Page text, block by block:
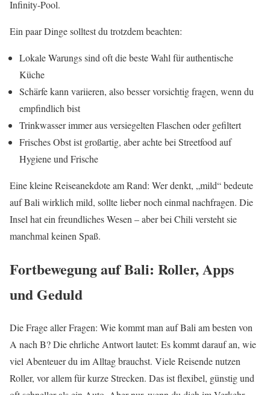
Infinity-Pool.
Ein paar Dinge solltest du trotzdem beachten:
Lokale Warungs sind oft die beste Wahl für authentische
Küche
Schärfe kann variieren, also besser vorsichtig fragen, wenn du
empfindlich bist
Trinkwasser immer aus versiegelten Flaschen oder gefiltert
Frisches Obst ist großartig, aber achte bei Streetfood auf
Hygiene und Frische
Eine kleine Reiseanekdote am Rand: Wer denkt, „mild“ bedeute
auf Bali wirklich mild, sollte lieber noch einmal nachfragen. Die
Insel hat ein freundliches Wesen – aber bei Chili versteht sie
manchmal keinen Spaß.
Fortbewegung auf Bali: Roller, Apps
und Geduld
Die Frage aller Fragen: Wie kommt man auf Bali am besten von
A nach B? Die ehrliche Antwort lautet: Es kommt darauf an, wie
viel Abenteuer du im Alltag brauchst. Viele Reisende nutzen
Roller, vor allem für kurze Strecken. Das ist flexibel, günstig und